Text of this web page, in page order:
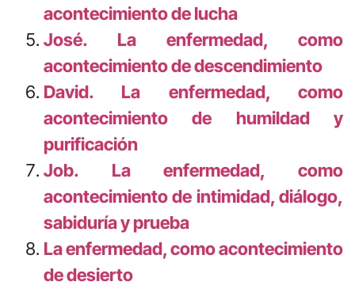
acontecimiento de lucha
José. La enfermedad, como
acontecimiento de descendimiento
David. La enfermedad, como
acontecimiento de humildad y
purificación
Job. La enfermedad, como
acontecimiento de intimidad, diálogo,
sabiduría y prueba
La enfermedad, como acontecimiento
de desierto